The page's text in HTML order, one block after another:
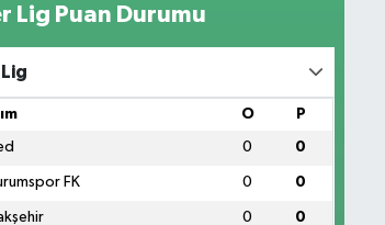
Lig Puan Durumu
O P
0 0
FK 0 0
0 0